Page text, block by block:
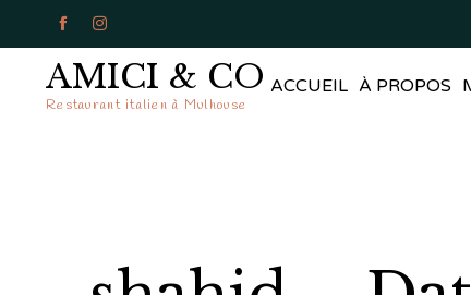
 
AMICI & CO
Restaurant italien à Mulhouse
ACCUEIL À PROPOS